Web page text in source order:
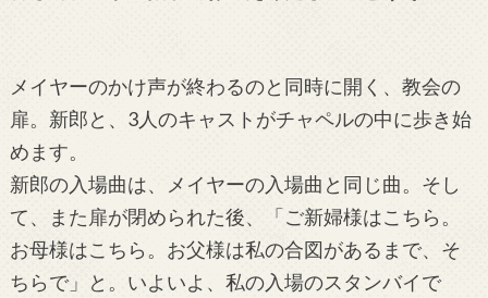
メイヤーのかけ声が終わるのと同時に開く、教会の
扉。新郎と、3人のキャストがチャペルの中に歩き始
めます。
新郎の入場曲は、メイヤーの入場曲と同じ曲。そし
て、また扉が閉められた後、「ご新婦様はこちら。
お母様はこちら。お父様は私の合図があるまで、そ
ちらで」と。いよいよ、私の入場のスタンバイで